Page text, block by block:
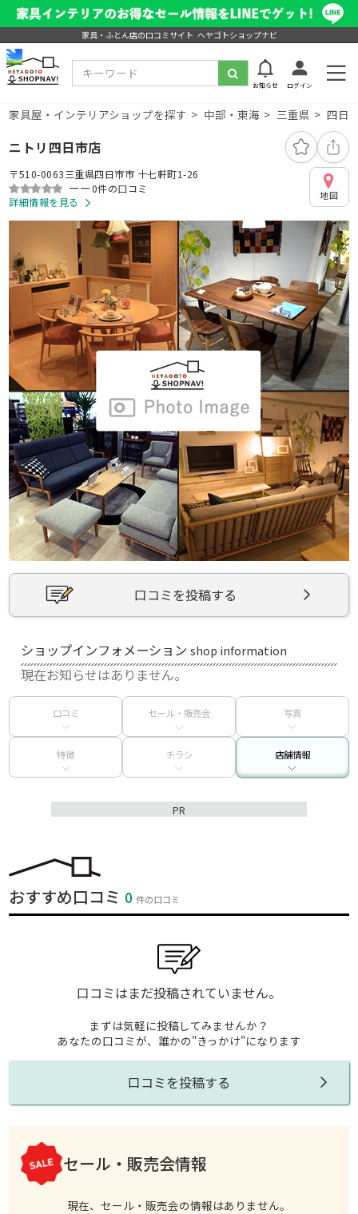
家具・ふとん店の口コミサイト ヘヤゴトショップナビ
お知らせ ログイン
家具屋・インテリアショップを探す 中部・東海 三重県 四日
ニトリ四日市店
〒510-0063三重県四日市市 十七軒町1-26
ーー0件の口コミ
詳細情報を見る
地図
口コミを投稿する
ショップインフォメーションshop information
現在お知らせはありません。
口コミ セール・販売会 写真
特徴 チラシ 店舗情報
PR
おすすめ口コミ 0件の口コミ
口コミはまだ投稿されていません。
まずは気軽に投稿してみませんか？
あなたの口コミが、誰かの"きっかけ"になります
口コミを投稿する
セール・販売会情報
現在、セール・販売会の情報はありません。